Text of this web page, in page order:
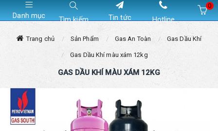
Danh mục Tìm kiếm Tin tức Hotline
0
Trang chủ Sản Phẩm Gas An Toàn Gas Dầu Khí
Gas Dầu Khí màu xám 12kg
GAS DẦU KHÍ MÀU XÁM 12KG